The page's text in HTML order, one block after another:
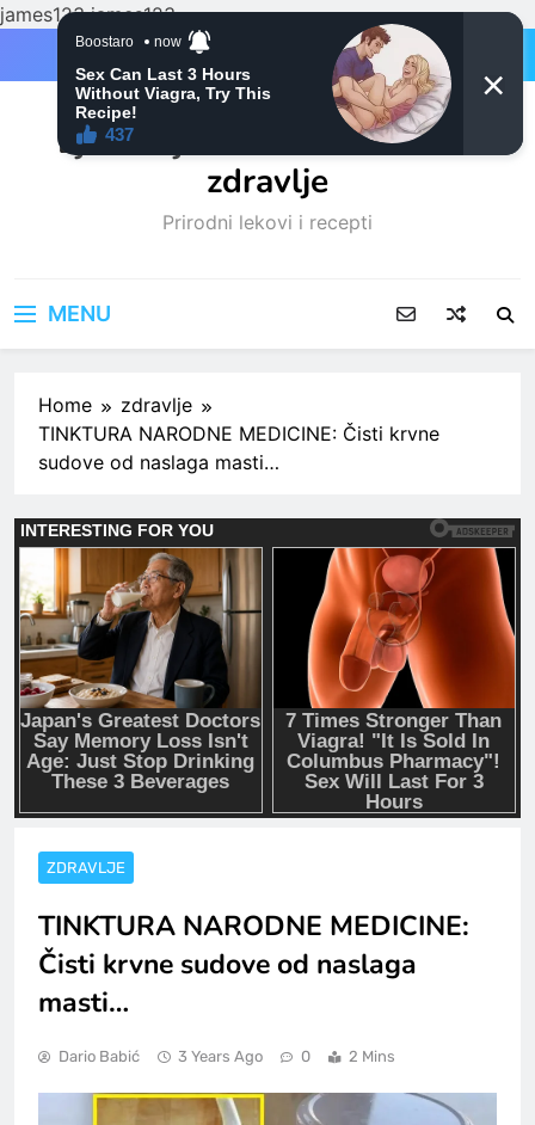
james123james123
Ljubitelji mačaka i Prirodno
zdravlje
Prirodni lekovi i recepti
MENU
Home
zdravlje
TINKTURA NARODNE MEDICINE: Čisti krvne
sudove od naslaga masti…
ZDRAVLJE
TINKTURA NARODNE MEDICINE:
Čisti krvne sudove od naslaga
masti…
Dario Babić 3 Years Ago 0 2 Mins